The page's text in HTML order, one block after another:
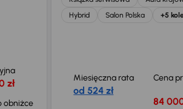
zł
obniżce
Hybrid
Salon Polska +5
Miesięczna rata
od 524 zł
Cena
84